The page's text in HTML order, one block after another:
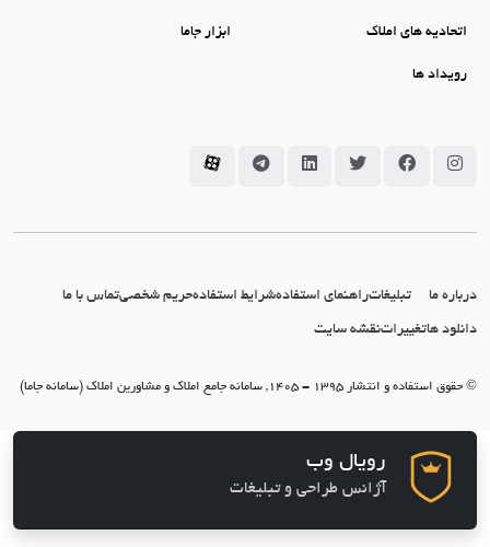
اتحادیه های املاک ابزار جاما
رویداد ها
سامانه جاما در اینستاگرام
سامانه جاما در فیسبوک
سامانه جاما در توئیتر
سامانه جاما در لینکداین
سامانه جاما در تلگرام
سامانه جاما در آپارات
درباره ما تبلیغاتراهنمای استفادهشرایط استفادهحریم شخصیتماس با ما
دانلود هاتغییراتنقشه سایت
© حقوق استفاده و انتشار 1395 - 1405, سامانه جامع املاک و مشاورین املاک (سامانه جاما)
رویال وب
آژانس طراحی و تبلیغات